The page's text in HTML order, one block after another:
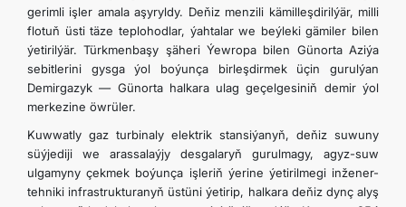
gerimli işler amala aşyryldy. Deňiz menzili kämilleşdirilýär, milli
flotuň üsti täze teplohodlar, ýahtalar we beýleki gämiler bilen
ýetirilýär. Türkmenbaşy şäheri Ýewropa bilen Günorta Aziýa
sebitlerini gysga ýol boýunça birleşdirmek üçin gurulýan
Demirgazyk — Günorta halkara ulag geçelgesiniň demir ýol
merkezine öwrüler.
Kuwwatly gaz turbinaly elektrik stansiýanyň, deňiz suwuny
süýjediji we arassalaýjy desgalaryň gurulmagy, agyz-suw
ulgamyny çekmek boýunça işleriň ýerine ýetirilmegi inžener-
tehniki infrastrukturanyň üstüni ýetirip, halkara deňiz dynç alyş